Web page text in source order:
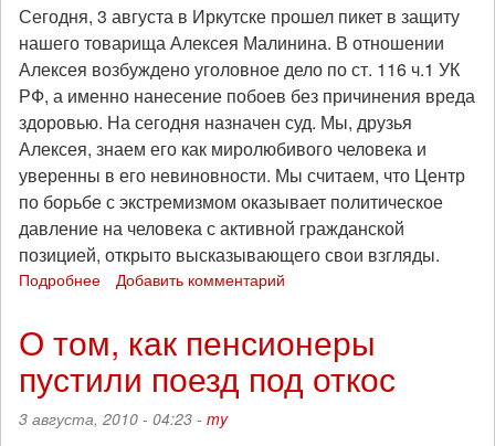
антифашистов
по
химкинскому
делу
Сегодня, 3 августа в Иркутске прошел пикет в защиту
нашего товарища Алексея Малинина. В отношении
Алексея возбуждено уголовное дело по ст. 116 ч.1 УК
РФ, а именно нанесение побоев без причинения вреда
здоровью. На сегодня назначен суд. Мы, друзья
Алексея, знаем его как миролюбивого человека и
уверенны в его невиновности. Мы считаем, что Центр
по борьбе с экстремизмом оказывает политическое
давление на человека с активной гражданской
позицией, открыто высказывающего свои взгляды.
Подробнее
защиту
иркутского
антифашиста
Добавить комментарий
О том, как пенсионеры
пустили поезд под откос
3 августа, 2010 - 04:23 - my